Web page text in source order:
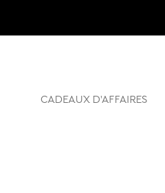
CADEAUX D'AFFAIRES